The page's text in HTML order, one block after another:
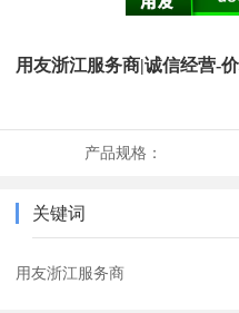
用友浙江服务商|诚信经营-
产品规格：
关键词
用友浙江服务商